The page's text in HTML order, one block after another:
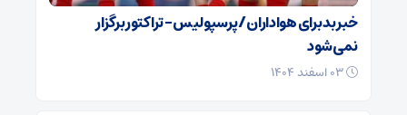
خبر بد برای هواداران / پرسپولیس – تراکتور برگزار
نمی‌شود